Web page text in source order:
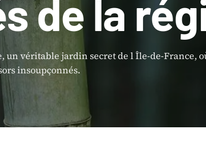
de la
un véritable jardin secret de l Île-de-France,
insoupçonnés.